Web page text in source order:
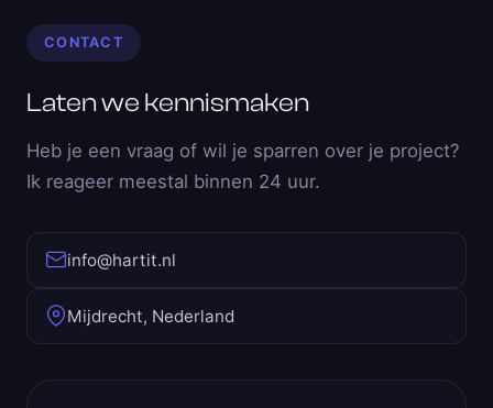
CONTACT
Laten we kennismaken
Heb je een vraag of wil je sparren over je project?
Ik reageer meestal binnen 24 uur.
info@hartit.nl
Mijdrecht, Nederland